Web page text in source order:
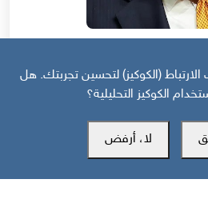
وطهران قبل أن تتحول إلى اتفاق؟
(الكوكيز) لتحسين تجربتك. هل
الكوكيز التحليلية؟
لا، أرفض